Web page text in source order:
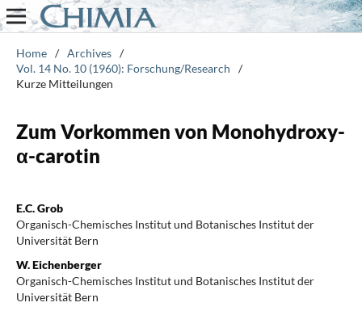
Home / Archives /
Vol. 14 No. 10 (1960): Forschung/Research
/
Kurze Mitteilungen
Zum Vorkommen von Monohydroxy-
α-carotin
E.C. Grob
Organisch-Chemisches Institut und Botanisches Institut der
Universität Bern
W. Eichenberger
Organisch-Chemisches Institut und Botanisches Institut der
Universität Bern